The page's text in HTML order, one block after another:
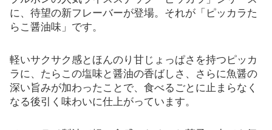
に、待望の新フレーバーが登場。それが「ピッカラた
らこ醤油味」です。
軽いサクサク感とほんのり甘じょっぱさを持つピッカ
ラに、たらこの塩味と醤油の香ばしさ、さらに魚醤の
深い旨みが加わったことで、食べるごとに止まらなく
なる後引く味わいに仕上がっています。